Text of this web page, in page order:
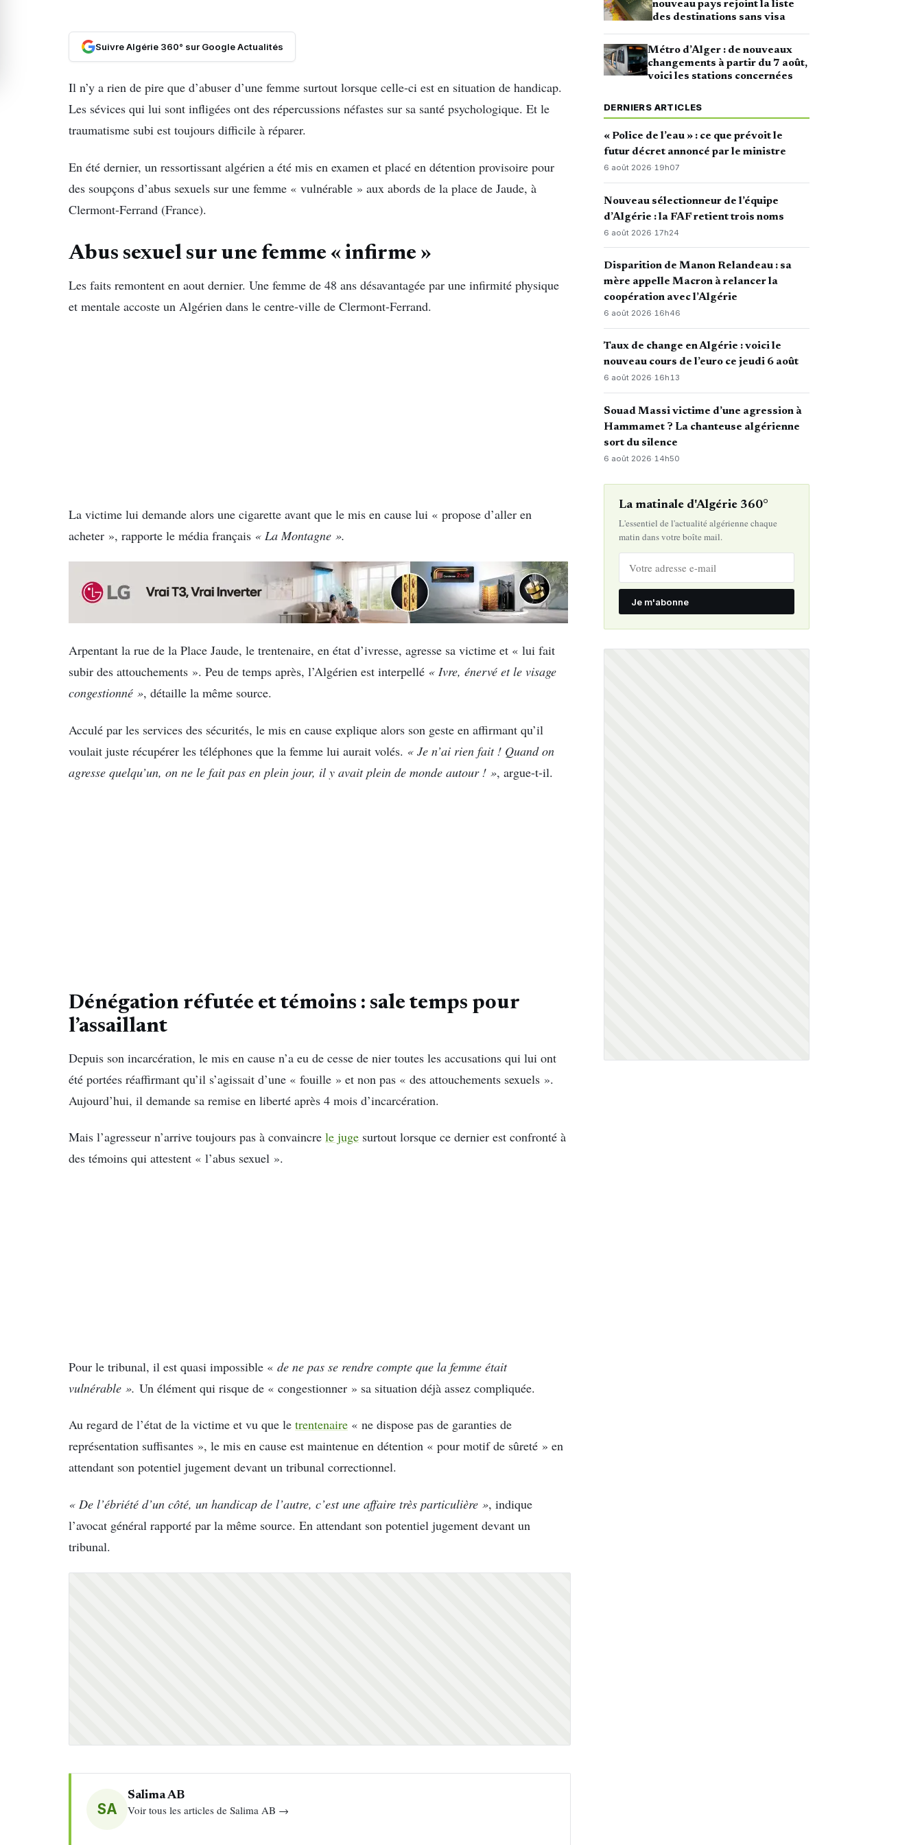
Suivre Algérie 360° sur Google Actualités
Il n’y a rien de pire que d’abuser d’une femme surtout lorsque celle-ci est en situation de handicap.
Les sévices qui lui sont infligées ont des répercussions néfastes sur sa santé psychologique. Et le
traumatisme subi est toujours difficile à réparer.
En été dernier, un ressortissant algérien a été mis en examen et placé en détention provisoire pour
des soupçons d’abus sexuels sur une femme « vulnérable » aux abords de la place de Jaude, à
Clermont-Ferrand (France).
Abus sexuel sur une femme « infirme »
Les faits remontent en aout dernier. Une femme de 48 ans désavantagée par une infirmité physique
et mentale accoste un Algérien dans le centre-ville de Clermont-Ferrand.
La victime lui demande alors une cigarette avant que le mis en cause lui « propose d’aller en
acheter », rapporte le média français « La Montagne ».
Arpentant la rue de la Place Jaude, le trentenaire, en état d’ivresse, agresse sa victime et « lui fait
subir des attouchements ». Peu de temps après, l’Algérien est interpellé « Ivre, énervé et le visage
congestionné », détaille la même source.
Acculé par les services des sécurités, le mis en cause explique alors son geste en affirmant qu’il
voulait juste récupérer les téléphones que la femme lui aurait volés. « Je n’ai rien fait ! Quand on
agresse quelqu’un, on ne le fait pas en plein jour, il y avait plein de monde autour ! », argue-t-il.
Dénégation réfutée et témoins : sale temps pour
l’assaillant
Depuis son incarcération, le mis en cause n’a eu de cesse de nier toutes les accusations qui lui ont
été portées réaffirmant qu’il s’agissait d’une « fouille » et non pas « des attouchements sexuels ».
Aujourd’hui, il demande sa remise en liberté après 4 mois d’incarcération.
Mais l’agresseur n’arrive toujours pas à convaincre le juge surtout lorsque ce dernier est confronté à
des témoins qui attestent « l’abus sexuel ».
Pour le tribunal, il est quasi impossible « de ne pas se rendre compte que la femme était
vulnérable ». Un élément qui risque de « congestionner » sa situation déjà assez compliquée.
Au regard de l’état de la victime et vu que le trentenaire « ne dispose pas de garanties de
représentation suffisantes », le mis en cause est maintenue en détention « pour motif de sûreté » en
attendant son potentiel jugement devant un tribunal correctionnel.
« De l’ébriété d’un côté, un handicap de l’autre, c’est une affaire très particulière », indique
l’avocat général rapporté par la même source. En attendant son potentiel jugement devant un
tribunal.
SA
Salima AB
Voir tous les articles de Salima AB →
nouveau pays rejoint la liste
des destinations sans visa
Métro d’Alger : de nouveaux
changements à partir du 7 août,
voici les stations concernées
DERNIERS ARTICLES
« Police de l’eau » : ce que prévoit le
futur décret annoncé par le ministre
6 août 2026·19h07
Nouveau sélectionneur de l’équipe
d’Algérie : la FAF retient trois noms
6 août 2026· 17h24
Disparition de Manon Relandeau : sa
mère appelle Macron à relancer la
coopération avec l’Algérie
6 août 2026·16h46
Taux de change en Algérie : voici le
nouveau cours de l’euro ce jeudi 6 août
6 août 2026·16h13
Souad Massi victime d’une agression à
Hammamet ? La chanteuse algérienne
sort du silence
6 août 2026· 14h50
La matinale d'Algérie 360°
L'essentiel de l'actualité algérienne chaque
matin dans votre boîte mail.
Je m'abonne